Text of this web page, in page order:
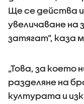
Ще се действа
увеличаване
затягат“, каза
„Това, за което
разделяне на
културата и